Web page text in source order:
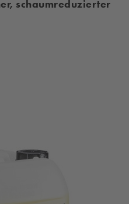
schaumreduzierter